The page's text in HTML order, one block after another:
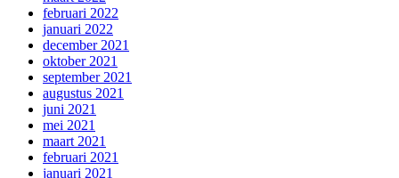
februari 2022
januari 2022
december 2021
oktober 2021
september 2021
augustus 2021
juni 2021
mei 2021
maart 2021
februari 2021
januari 2021